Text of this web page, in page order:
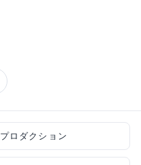
プロダクション